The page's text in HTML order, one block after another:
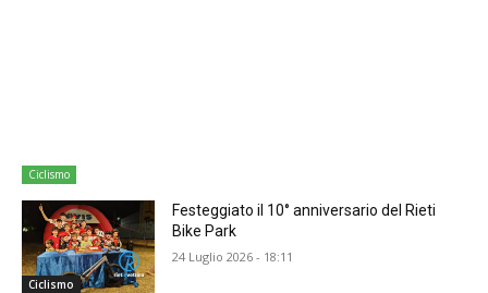
Ciclismo
Ciclismo
Festeggiato il 10° anniversario del Rieti
Bike Park
24 Luglio 2026 - 18:11